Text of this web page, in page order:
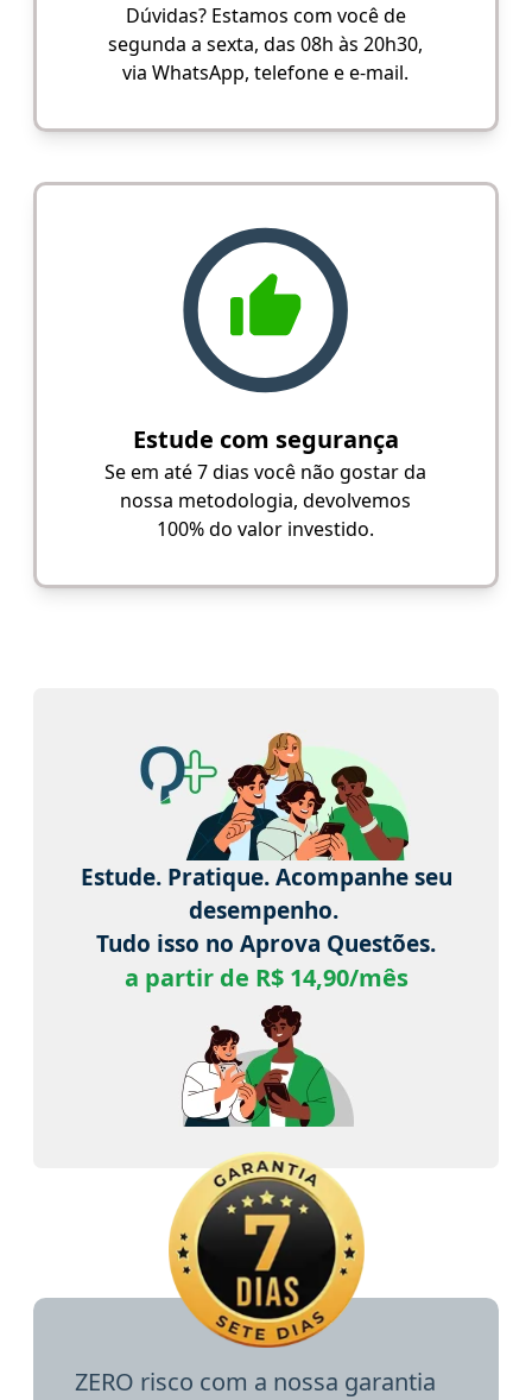
Dúvidas? Estamos com você de
segunda a sexta, das 08h às 20h30,
via WhatsApp, telefone e e-mail.
Estude com segurança
Se em até 7 dias você não gostar da
nossa metodologia, devolvemos
100% do valor investido.
Estude. Pratique. Acompanhe seu
desempenho.
Tudo isso no Aprova Questões.
a partir de R$ 14,90/mês
ZERO risco com a nossa garantia